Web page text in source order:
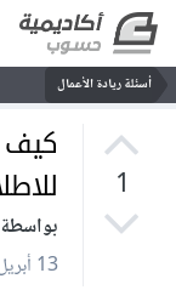
أسئلة ريادة الأعمال
1
كيف
13 أبريل 2015